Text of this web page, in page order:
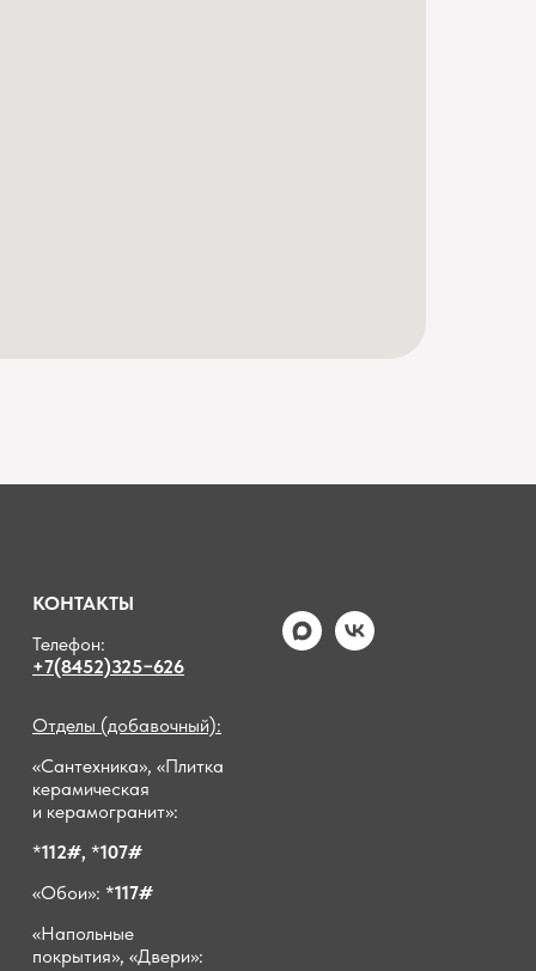
КОНТАКТЫ
Телефон:
+7(8452)325−626
Отделы (добавочный):
«Сантехника», «Плитка
керамическая
и керамогранит»:
*112#, *107#
«Обои»: *117#
«Напольные
покрытия», «Двери»: